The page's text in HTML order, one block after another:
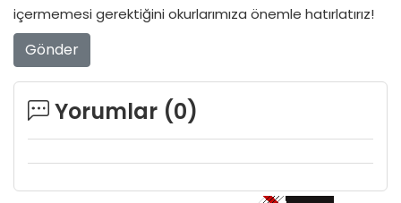
içermemesi gerektiğini okurlarımıza önemle hatırlatırız!
Gönder
Yorumlar (0)